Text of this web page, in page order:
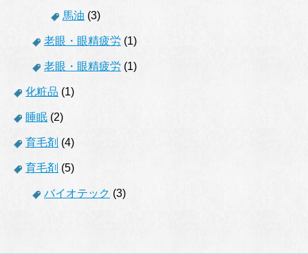
馬油 (3)
老眼・眼精疲労 (1)
老眼・眼精疲労 (1)
化粧品 (1)
睡眠 (2)
育毛剤 (4)
育毛剤 (5)
バイオテック (3)